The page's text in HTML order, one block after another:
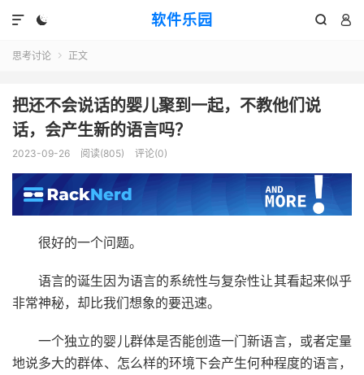
软件乐园 
 

思考讨论  正文
把还不会说话的婴儿聚到一起，不教他们说
话，会产生新的语言吗？
2023-09-26 阅读(805) 评论(0)
很好的一个问题。
语言的诞生因为语言的系统性与复杂性让其看起来似乎
非常神秘，却比我们想象的要迅速。
一个独立的婴儿群体是否能创造一门新语言，或者定量
地说多大的群体、怎么样的环境下会产生何种程度的语言，